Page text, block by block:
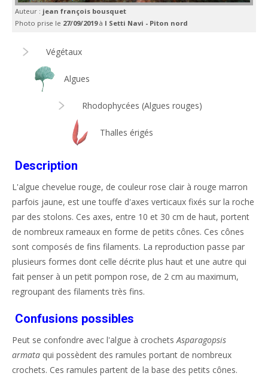
Auteur : jean françois bousquet
Photo prise le 27/09/2019à I Setti Navi - Piton nord
Végétaux
Algues
Rhodophycées (Algues rouges)
Thalles érigés
Description
L'algue chevelue rouge, de couleur rose clair à rouge marron
parfois jaune, est une touffe d'axes verticaux fixés sur la roche
par des stolons. Ces axes, entre 10 et 30 cm de haut, portent
de nombreux rameaux en forme de petits cônes. Ces cônes
sont composés de fins filaments. La reproduction passe par
plusieurs formes dont celle décrite plus haut et une autre qui
fait penser à un petit pompon rose, de 2 cm au maximum,
regroupant des filaments très fins.
Confusions possibles
Peut se confondre avec l'algue à crochetsAsparagopsis
armata qui possèdent des ramules portant de nombreux
crochets. Ces ramules partent de la base des petits cônes.